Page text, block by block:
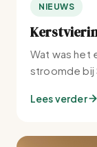
NIEUWS
Wat was het
stroomde bij
Lees verder